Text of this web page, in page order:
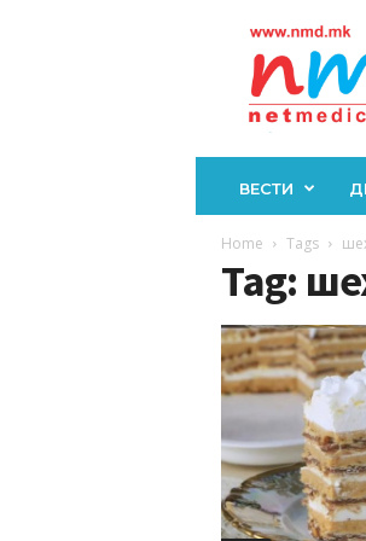
ВЕСТИ
Home Tags
Tag: